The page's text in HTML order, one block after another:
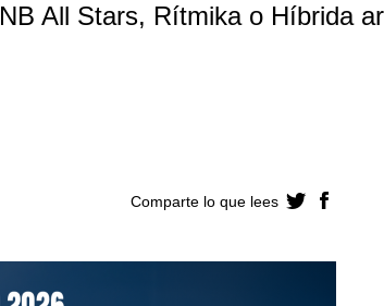
All Stars, Rítmika o Híbrida
Comparte lo que lees